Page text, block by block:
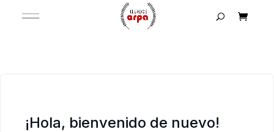
¡Hola, bienvenido de nuevo!